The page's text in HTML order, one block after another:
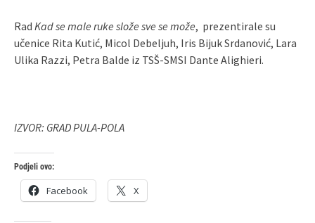
Rad Kad se male ruke slože sve se može, prezentirale su
učenice Rita Kutić, Micol Debeljuh, Iris Bijuk Srdanović, Lara
Ulika Razzi, Petra Balde iz TSŠ-SMSI Dante Alighieri.
IZVOR: GRAD PULA-POLA
Podjeli ovo:
Facebook X